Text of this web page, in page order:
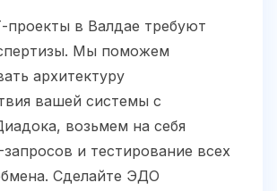
в Валдае требуют
Мы поможем
архитектуру
вашей системы с
возьмем на себя
и тестирование всех
Сделайте ЭДО